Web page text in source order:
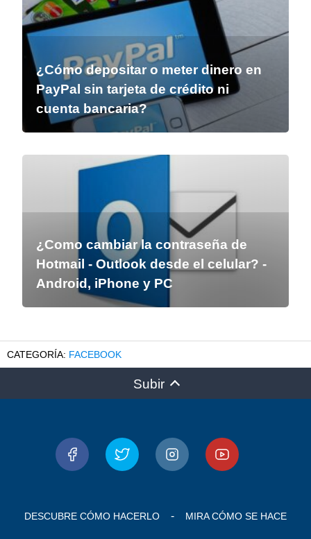
¿Cómo depositar o meter dinero en
PayPal sin tarjeta de crédito ni
cuenta bancaria?
¿Como cambiar la contraseña de
Hotmail - Outlook desde el celular? -
Android, iPhone y PC
FACEBOOK
Subir
DESCUBRE CÓMO HACERLO MIRA CÓMO SE HACE